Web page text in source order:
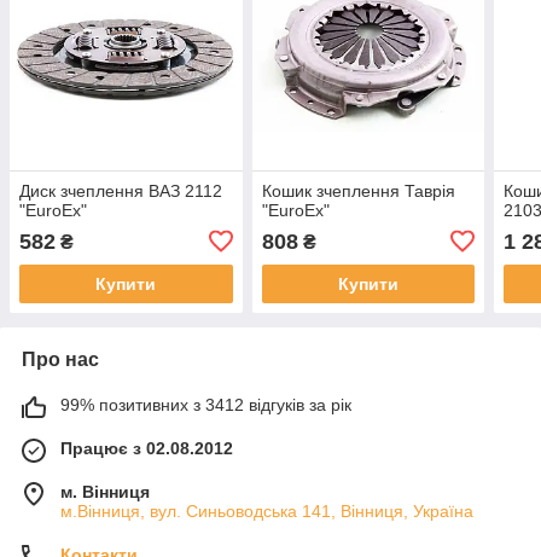
Диск зчеплення ВАЗ 2112
"EuroEx"
582 ₴
Купити
Кошик зчеплення Таврія
"EuroEx"
808₴
Купити
1
Про нас
99% позитивних з 3412 відгуків за рік
Працює з 02.08.2012
м. Вінниця
м.Вінниця, вул. Синьоводська 141, Вінниця, Україна